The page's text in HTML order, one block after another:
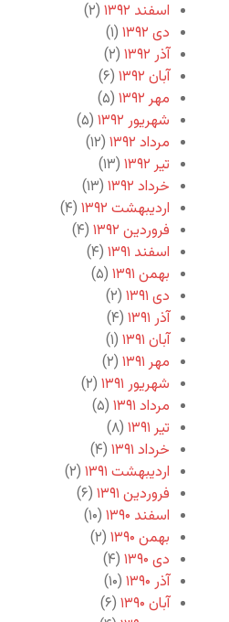
اسفند ۱۳۹۲
(۲)
دی ۱۳۹۲
(۱)
آذر ۱۳۹۲
(۲)
آبان ۱۳۹۲
(۶)
مهر ۱۳۹۲
(۵)
شهریور ۱۳۹۲
(۵)
مرداد ۱۳۹۲
(۱۲)
تیر ۱۳۹۲
(۱۳)
خرداد ۱۳۹۲
(۱۳)
اردیبهشت ۱۳۹۲
(۴)
فروردین ۱۳۹۲
(۴)
اسفند ۱۳۹۱
(۴)
بهمن ۱۳۹۱
(۵)
دی ۱۳۹۱
(۲)
آذر ۱۳۹۱
(۴)
آبان ۱۳۹۱
(۱)
مهر ۱۳۹۱
(۲)
شهریور ۱۳۹۱
(۲)
مرداد ۱۳۹۱
(۵)
تیر ۱۳۹۱
(۸)
خرداد ۱۳۹۱
(۴)
اردیبهشت ۱۳۹۱
(۲)
فروردین ۱۳۹۱
(۶)
اسفند ۱۳۹۰
(۱۰)
بهمن ۱۳۹۰
(۲)
دی ۱۳۹۰
(۴)
آذر ۱۳۹۰
(۱۰)
آبان ۱۳۹۰
(۶)